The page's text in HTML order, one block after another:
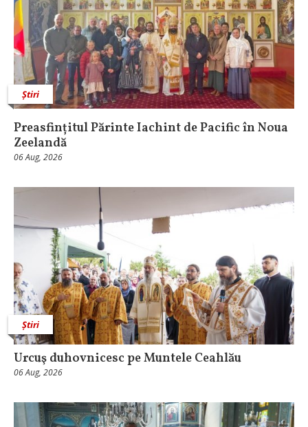
Știri
Preasfințitul Părinte Iachint de Pacific în Noua
Zeelandă
06 Aug, 2026
Știri
Urcuş duhovnicesc pe Muntele Ceahlău
06 Aug, 2026